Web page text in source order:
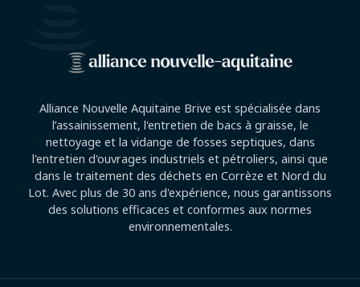
Alliance Nouvelle Aquitaine Brive est spécialisée dans
l’assainissement, l'entretien de bacs à graisse, le
nettoyage et la vidange de fosses septiques, dans
l'entretien d'ouvrages industriels et pétroliers, ainsi que
dans le traitement des déchets en Corrèze et Nord du
Lot. Avec plus de 30 ans d'expérience, nous garantissons
des solutions efficaces et conformes aux normes
environnementales.